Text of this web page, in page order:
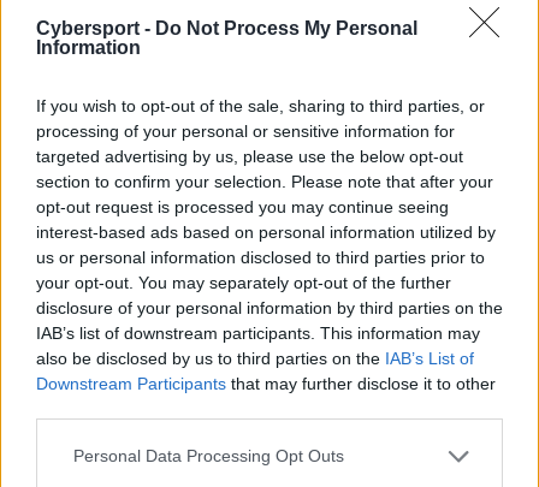
Cybersport - Do Not Process My Personal
Information
If you wish to opt-out of the sale, sharing to third parties, or
processing of your personal or sensitive information for
targeted advertising by us, please use the below opt-out
section to confirm your selection. Please note that after your
opt-out request is processed you may continue seeing
interest-based ads based on personal information utilized by
us or personal information disclosed to third parties prior to
your opt-out. You may separately opt-out of the further
disclosure of your personal information by third parties on the
IAB’s list of downstream participants. This information may
also be disclosed by us to third parties on the IAB’s List of
Downstream Participants that may further disclose it to other
Personal Data Processing Opt Outs
na DreamHack Dallas 2023 11. miejsce – ostatnie
premiowane biletem do Arabii Saudyjskiej. Niemniej na
większego znaczenia. Polacy już w pierwszej rundzie
pokazali się ze świetnej strony i aż pięciokrotnie
finiszowali w najlepszej dwójce! Potem w kolejnych
dwóch seriach poszło im już nieco słabiej, ale nadal byli
oni zdecydowanie najrówniejszym z 44 duetów
rywalizujących w Rijadzie. Pozostali natomiast miewali
raczej tylko jednorazowe wyskoki, które w końcowym
rozrachunku nie pozwoliły zawalczyć o nic więcej.
A Kami i Japko? Reprezentanci odpowiednio Twisted
Minds i Gaimin Gladiators w drugiej rundzie znaleźli się
w top 3. I to mimo faktu, że nie wygrali żadnej z gier! Po
wygraną nie sięgnęli też w trzeciej serii, ale tam nadal